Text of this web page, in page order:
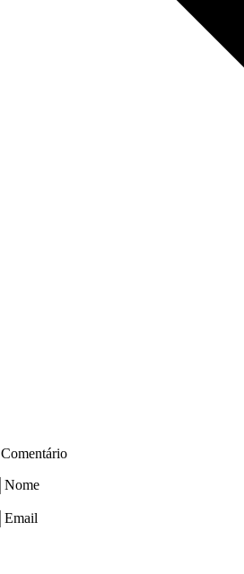
Comentário
Nome
Email